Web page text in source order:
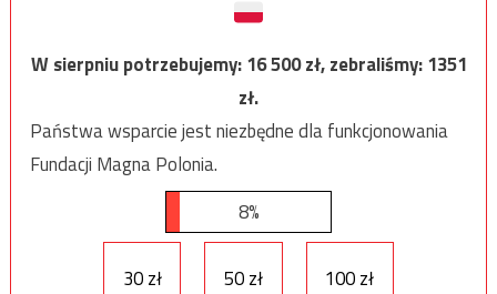
W sierpniu potrzebujemy:16 500zł, zebraliśmy:1351
zł.
Państwa wsparcie jest niezbędne dla funkcjonowania
Fundacji Magna Polonia.
8%
30 zł 50 zł 100 zł